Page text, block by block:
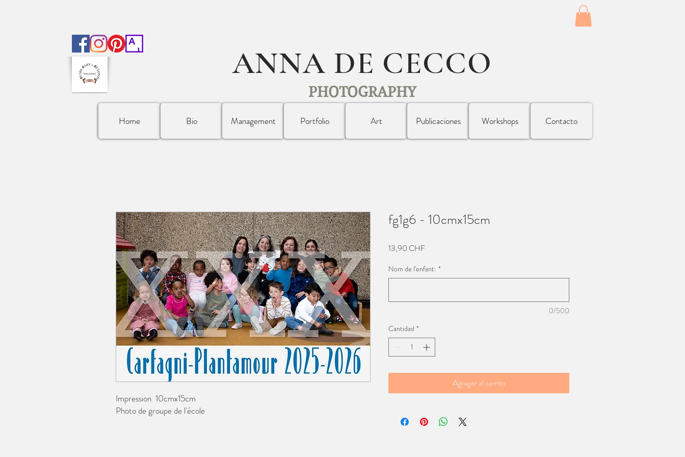
ANNA DE CECCO
PHOTOGRAPHY
Home Bio Management Portfolio Art Publicaciones Workshops Contacto
Impression 10cmx15cm
Photo de groupe de l'école
fg1g6 - 10cmx15cm
13,90 CHFPrecio
Nom de l'enfant: *
0/500
Cantidad *
Agregar al carrito